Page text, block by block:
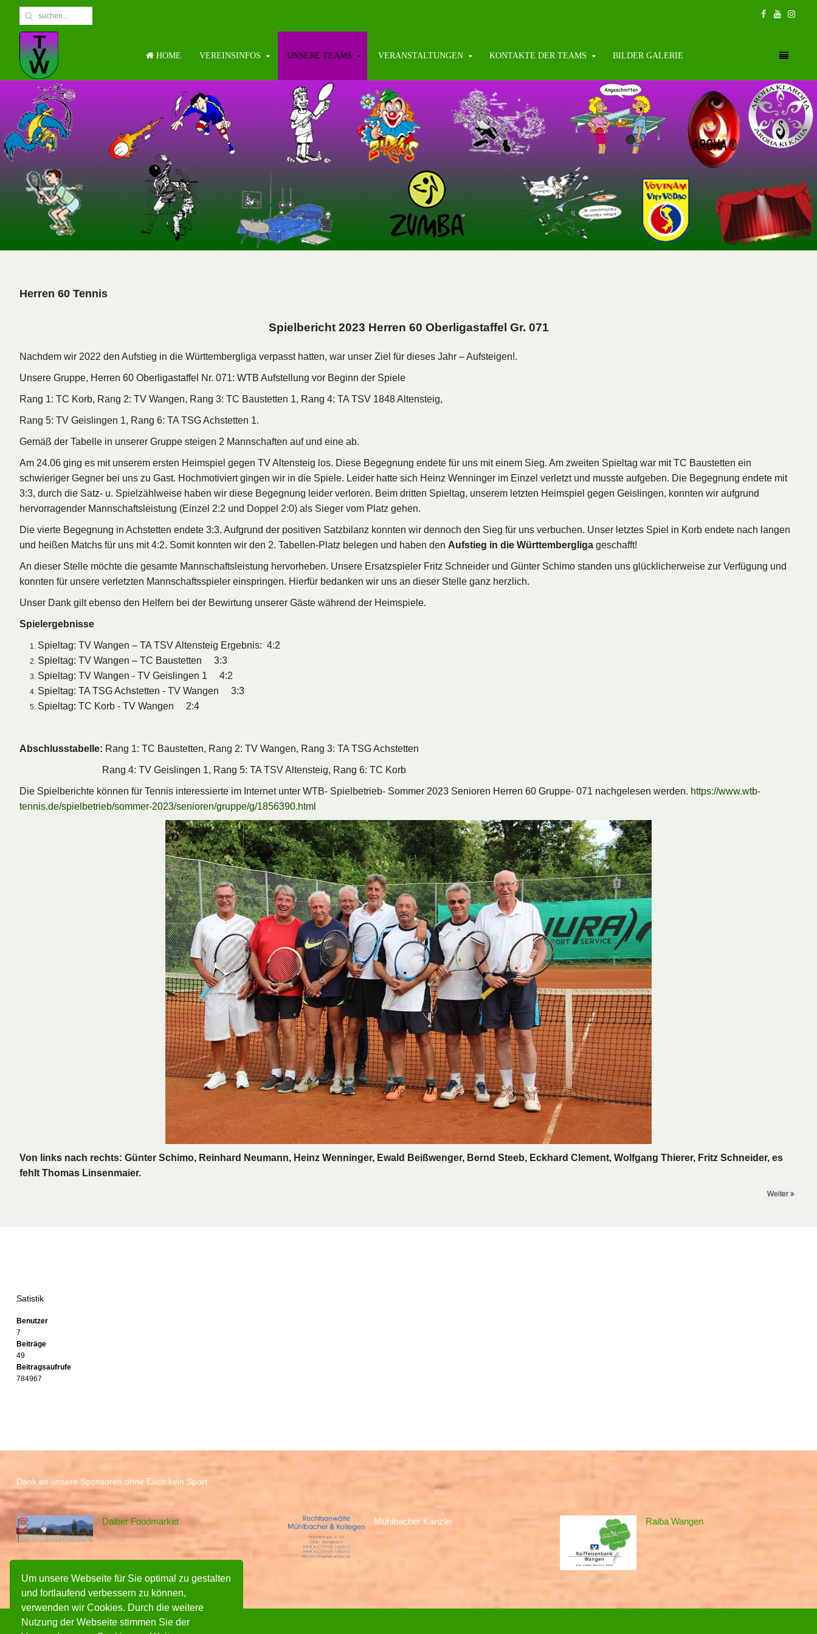
Um unsere Webseite für Sie optimal zu gestalten
und fortlaufend verbessern zu können,
verwenden wir Cookies. Durch die weitere
Nutzung der Webseite stimmen Sie der
HOME VEREINSINFOS UNSERE TEAMS VERANSTALTUNGEN KONTAKTE DER TEAMS BILDER GALERIE
Herren 60 Tennis
Spielbericht 2023 Herren 60 Oberligastaffel Gr. 071
Nachdem wir 2022 den Aufstieg in die Württembergliga verpasst hatten, war unser Ziel für dieses Jahr – Aufsteigen!.
Unsere Gruppe, Herren 60 Oberligastaffel Nr. 071: WTB Aufstellung vor Beginn der Spiele
Rang 1: TC Korb, Rang 2: TV Wangen, Rang 3: TC Baustetten 1, Rang 4: TA TSV 1848 Altensteig,
Rang 5: TV Geislingen 1, Rang 6: TA TSG Achstetten 1.
Gemäß der Tabelle in unserer Gruppe steigen 2 Mannschaften auf und eine ab.
Am 24.06 ging es mit unserem ersten Heimspiel gegen TV Altensteig los. Diese Begegnung endete für uns mit einem Sieg. Am zweiten Spieltag war mit TC Baustetten ein
schwieriger Gegner bei uns zu Gast. Hochmotiviert gingen wir in die Spiele. Leider hatte sich Heinz Wenninger im Einzel verletzt und musste aufgeben. Die Begegnung endete mit
3:3, durch die Satz- u. Spielzählweise haben wir diese Begegnung leider verloren. Beim dritten Spieltag, unserem letzten Heimspiel gegen Geislingen, konnten wir aufgrund
hervorragender Mannschaftsleistung (Einzel 2:2 und Doppel 2:0) als Sieger vom Platz gehen.
Die vierte Begegnung in Achstetten endete 3:3. Aufgrund der positiven Satzbilanz konnten wir dennoch den Sieg für uns verbuchen. Unser letztes Spiel in Korb endete nach langen
und heißen Matchs für uns mit 4:2. Somit konnten wir den 2. Tabellen-Platz belegen und haben den Aufstieg in die Württembergliga geschafft!
An dieser Stelle möchte die gesamte Mannschaftsleistung hervorheben. Unsere Ersatzspieler Fritz Schneider und Günter Schimo standen uns glücklicherweise zur Verfügung und
konnten für unsere verletzten Mannschaftsspieler einspringen. Hierfür bedanken wir uns an dieser Stelle ganz herzlich.
Unser Dank gilt ebenso den Helfern bei der Bewirtung unserer Gäste während der Heimspiele.
Spielergebnisse
Spieltag: TV Wangen – TA TSV Altensteig Ergebnis: 4:2
Spieltag: TV Wangen – TC Baustetten 3:3
Spieltag: TV Wangen - TV Geislingen 1 4:2
Spieltag: TA TSG Achstetten - TV Wangen 3:3
Spieltag: TC Korb - TV Wangen 2:4
Abschlusstabelle: Rang 1: TC Baustetten, Rang 2: TV Wangen, Rang 3: TA TSG Achstetten
Rang 4: TV Geislingen 1, Rang 5: TA TSV Altensteig, Rang 6: TC Korb
Die Spielberichte können für Tennis interessierte im Internet unter WTB- Spielbetrieb- Sommer 2023 Senioren Herren 60 Gruppe- 071 nachgelesen werden. https://www.wtb-
tennis.de/spielbetrieb/sommer-2023/senioren/gruppe/g/1856390.html
Von links nach rechts: Günter Schimo, Reinhard Neumann, Heinz Wenninger, Ewald Beißwenger, Bernd Steeb, Eckhard Clement, Wolfgang Thierer, Fritz Schneider, es
fehlt Thomas Linsenmaier.
Weiter
Satistik
Benutzer
7
Beiträge
49
Beitragsaufrufe
784967
Dank an unsere Sponsoren ohne Euch kein Sport
Daiber Foodmarket Mühlbacher Kanzlei Raiba Wangen